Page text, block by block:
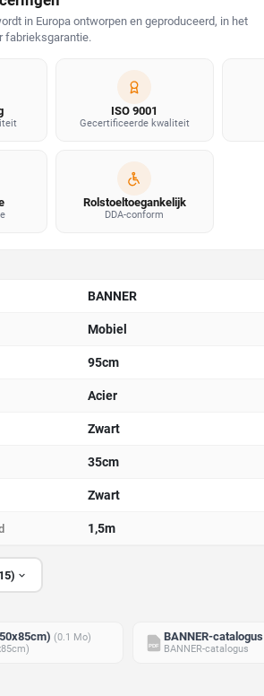
in Europa ontworpen en geproduceerd, in het
fabrieksgarantie.
ISO 9001
Gecertificeerde kwaliteit
Rolstoeltoegankelijk
DDA-conform
BANNER
Mobiel
95cm
Acier
Zwart
35cm
Zwart
1,5m
(0.1 Mo)
PDF
BANNER-catalogus
BANNER-catalogus